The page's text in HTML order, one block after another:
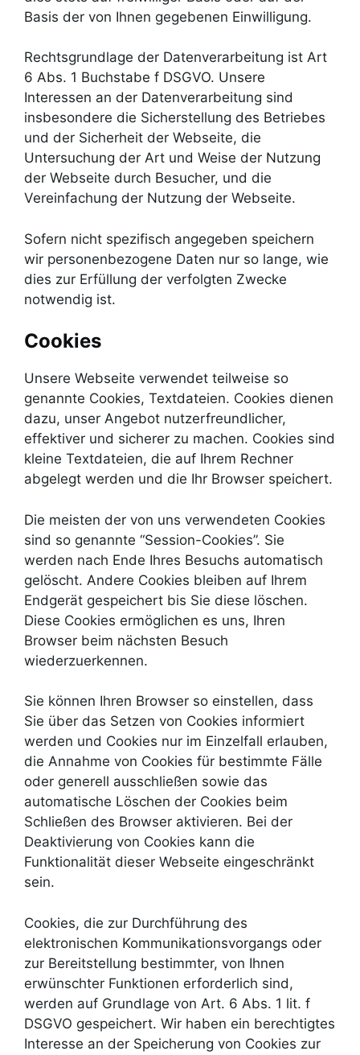
Basis der von Ihnen gegebenen Einwilligung.
Rechtsgrundlage der Datenverarbeitung ist Art
6 Abs. 1 Buchstabe f DSGVO. Unsere
Interessen an der Datenverarbeitung sind
insbesondere die Sicherstellung des Betriebes
und der Sicherheit der Webseite, die
Untersuchung der Art und Weise der Nutzung
der Webseite durch Besucher, und die
Vereinfachung der Nutzung der Webseite.
Sofern nicht spezifisch angegeben speichern
wir personenbezogene Daten nur so lange, wie
dies zur Erfüllung der verfolgten Zwecke
notwendig ist.
Cookies
Unsere Webseite verwendet teilweise so
genannte Cookies, Textdateien. Cookies dienen
dazu, unser Angebot nutzerfreundlicher,
effektiver und sicherer zu machen. Cookies sind
kleine Textdateien, die auf Ihrem Rechner
abgelegt werden und die Ihr Browser speichert.
Die meisten der von uns verwendeten Cookies
sind so genannte “Session-Cookies”. Sie
werden nach Ende Ihres Besuchs automatisch
gelöscht. Andere Cookies bleiben auf Ihrem
Endgerät gespeichert bis Sie diese löschen.
Diese Cookies ermöglichen es uns, Ihren
Browser beim nächsten Besuch
wiederzuerkennen.
Sie können Ihren Browser so einstellen, dass
Sie über das Setzen von Cookies informiert
werden und Cookies nur im Einzelfall erlauben,
die Annahme von Cookies für bestimmte Fälle
oder generell ausschließen sowie das
automatische Löschen der Cookies beim
Schließen des Browser aktivieren. Bei der
Deaktivierung von Cookies kann die
Funktionalität dieser Webseite eingeschränkt
sein.
Cookies, die zur Durchführung des
elektronischen Kommunikationsvorgangs oder
zur Bereitstellung bestimmter, von Ihnen
erwünschter Funktionen erforderlich sind,
werden auf Grundlage von Art. 6 Abs. 1 lit. f
DSGVO gespeichert. Wir haben ein berechtigtes
Interesse an der Speicherung von Cookies zur